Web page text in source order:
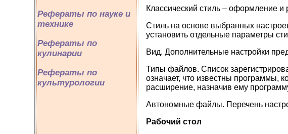
Рефераты по науке и
технике
Рефераты по
кулинарии
Рефераты по
культурологии
Классический стиль – оформление и
Стиль на основе выбранных
установить отдельные параметры
Вид. Дополнительные настройки
Типы файлов. Список
означает, что известны программы,
расширение, назначив ему
Автономные файлы. Перечень
Рабочий стол